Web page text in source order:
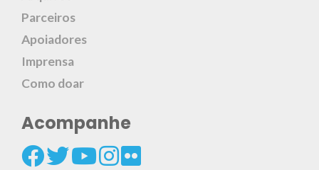
Parceiros
Apoiadores
Imprensa
Como doar
Acompanhe